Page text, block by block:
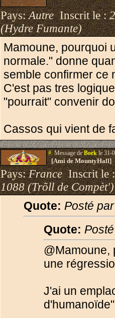
Pays:AutreInscrit le :
(Hydre Fumante)
Mamoune, pourquoi
normale." donne
semble confirmer ce
C'est pas tres
"pourrait" convenir
Cassos qui vient de
#.Message deBorkle 31-
[Ami de MountyHall]
Pays:FranceInscrit le
1088 (Trõll de Compèt')
Quote: Posté
Quote:
@Mamoune,
une
J'ai un
d'humanoïde"